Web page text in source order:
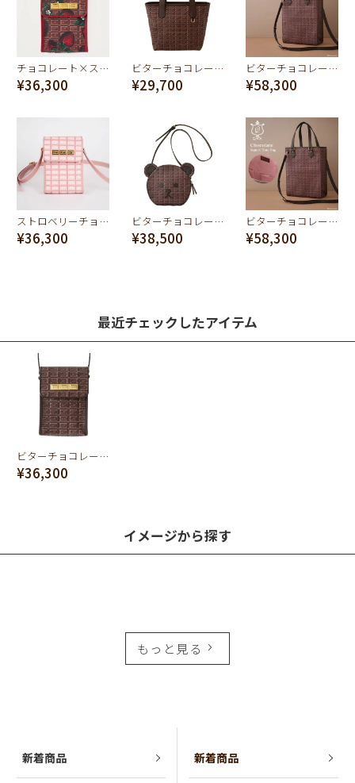
チョコレート×ストロベリー スマート バッグ
¥36,300
ビターチョコレート ミニトートバッグ
¥29,700
ビターチョコレート スクエアトートバッグ
¥58,300
ストロベリーチョコレート スマート バッグ
¥36,300
ビターチョコレート・ベアー クロスボディーバッグ
¥38,500
ビターチョコレート スクエアトートバッグ(ストロベリー)
¥58,300
最近チェックしたアイテム
ビターチョコレート スマート バッグ
¥36,300
イメージから探す
もっと見る
新着商品 新着商品